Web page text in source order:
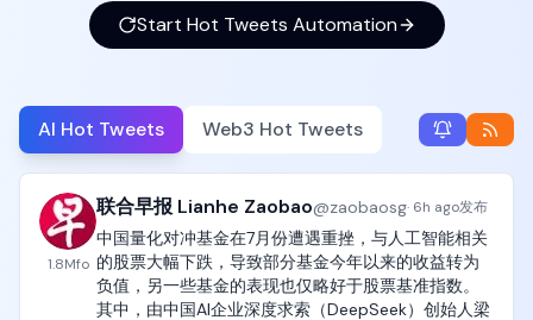
Start Hot Tweets Automation
AI Hot Tweets Web3 Hot Tweets
1.8Mfo
联合早报 Lianhe Zaobao@zaobaosg· 6h ago发布
中国量化对冲基金在7月份遭遇重挫，与人工智能相关
的股票大幅下跌，导致部分基金今年以来的收益转为
负值，另一些基金的表现也仅略好于股票基准指数。
其中，由中国AI企业深度求索（DeepSeek）创始人梁